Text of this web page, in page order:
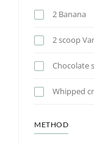
2 Banana
2 scoop
Chocolate
Whipped
METHOD